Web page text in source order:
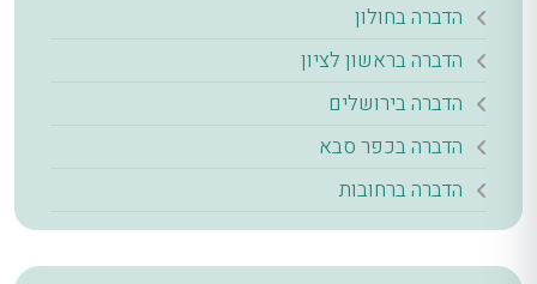
הדברה בחולון
הדברה בראשון לציון
הדברה בירושלים
הדברה בכפר סבא
הדברה ברחובות